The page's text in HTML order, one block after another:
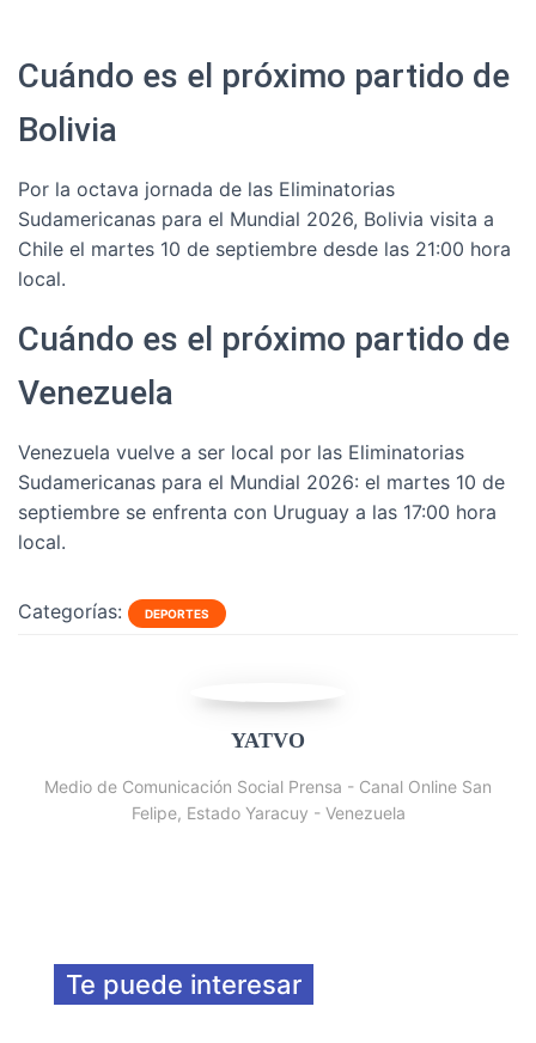
Cuándo es el próximo partido de
Bolivia
Por la octava jornada de las Eliminatorias
Sudamericanas para el Mundial 2026, Bolivia visita a
Chile el martes 10 de septiembre desde las 21:00 hora
local.
Cuándo es el próximo partido de
Venezuela
Venezuela vuelve a ser local por las Eliminatorias
Sudamericanas para el Mundial 2026: el martes 10 de
septiembre se enfrenta con Uruguay a las 17:00 hora
local.
Categorías: DEPORTES
YATVO
Medio de Comunicación Social Prensa - Canal Online San
Felipe, Estado Yaracuy - Venezuela
Te puede interesar